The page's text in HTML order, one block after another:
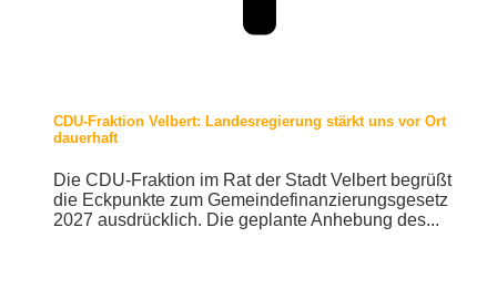
CDU-Fraktion Velbert: Landesregierung stärkt uns vor Ort
dauerhaft
Die CDU-Fraktion im Rat der Stadt Velbert begrüßt
die Eckpunkte zum Gemeindefinanzierungsgesetz
2027 ausdrücklich. Die geplante Anhebung des...